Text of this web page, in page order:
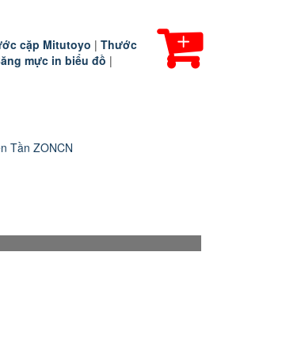
cặp Mitutoyo | Thước
mực in biểu đồ |
Tần ZONCN